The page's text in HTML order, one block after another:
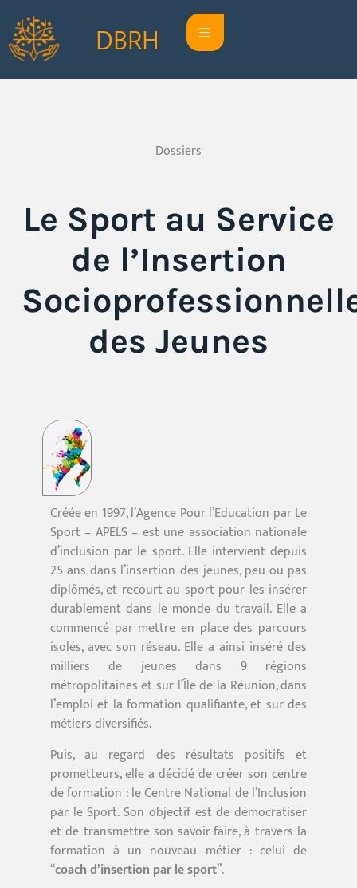
DBRH
Dossiers
Le Sport au Service
de l’Insertion
des Jeunes
Créée en 1997, l’Agence Pour l’Education par Le
Sport – APELS – est une association nationale
d’inclusion par le sport. Elle intervient depuis
25 ans dans l’insertion des jeunes, peu ou pas
diplômés, et recourt au sport pour les insérer
durablement dans le monde du travail. Elle a
commencé par mettre en place des parcours
isolés, avec son réseau. Elle a ainsi inséré des
milliers de jeunes dans 9 régions
métropolitaines et sur l’Île de la Réunion, dans
l’emploi et la formation qualifiante, et sur des
métiers diversifiés.
Puis, au regard des résultats positifs et
prometteurs, elle a décidé de créer son centre
de formation : le Centre National de l’Inclusion
par le Sport. Son objectif est de démocratiser
et de transmettre son savoir-faire, à travers la
formation à un nouveau métier : celui de
“coach d’insertion par le sport”.